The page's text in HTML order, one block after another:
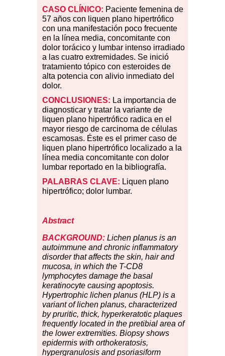
CASO CLÍNICO: Paciente femenina de
57 años con liquen plano hipertrófico
con una manifestación poco frecuente
en la línea media, concomitante con
dolor torácico y lumbar intenso irradiado
a las cuatro extremidades. Se inició
tratamiento tópico con esteroides de
alta potencia con alivio inmediato del
dolor.
CONCLUSIONES: La importancia de
diagnosticar y tratar la variante de
liquen plano hipertrófico radica en el
mayor riesgo de carcinoma de células
escamosas. Éste es el primer caso de
liquen plano hipertrófico localizado a la
línea media concomitante con dolor
lumbar reportado en la bibliografía.
PALABRAS CLAVE: Liquen plano
hipertrófico; dolor lumbar.
Abstract
BACKGROUND: Lichen planus is an
autoimmune and chronic inflammatory
disorder that affects the skin, hair and
mucosa, in which the T-CD8
lymphocytes damage the basal
keratinocyte causing apoptosis.
Hypertrophic lichen planus (HLP) is a
variant of lichen planus, characterized
by pruritic, thick, hyperkeratotic plaques
frequently located in the pretibial area of
the lower extremities. Biopsy shows
epidermis with orthokeratosis,
hypergranulosis and psoriasiform